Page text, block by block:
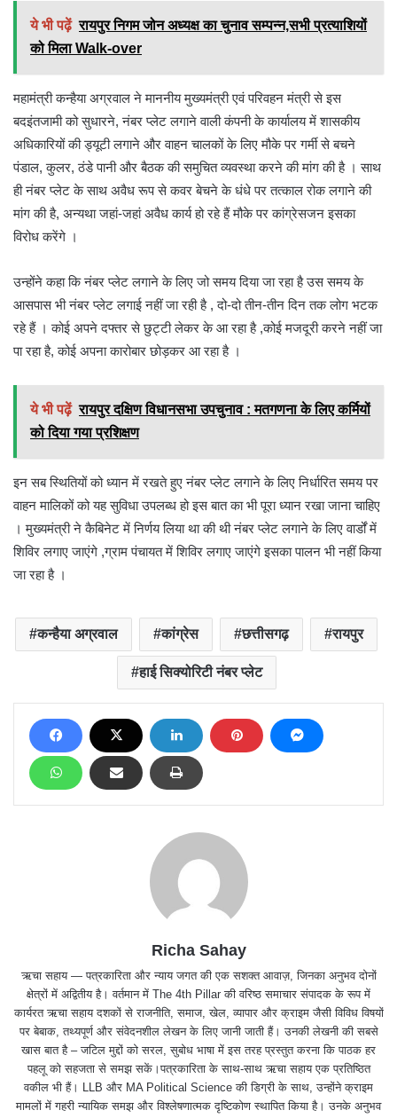
ये भी पढ़ें रायपुर निगम जोन अध्यक्ष का चुनाव सम्पन्न,सभी प्रत्याशियों
को मिला Walk-over
महामंत्री कन्हैया अग्रवाल ने माननीय मुख्यमंत्री एवं परिवहन मंत्री से इस
बदइंतजामी को सुधारने, नंबर प्लेट लगाने वाली कंपनी के कार्यालय में शासकीय
अधिकारियों की ड्यूटी लगाने और वाहन चालकों के लिए मौके पर गर्मी से बचने
पंडाल, कुलर, ठंडे पानी और बैठक की समुचित व्यवस्था करने की मांग की है । साथ
ही नंबर प्लेट के साथ अवैध रूप से कवर बेचने के धंधे पर तत्काल रोक लगाने की
मांग की है, अन्यथा जहां-जहां अवैध कार्य हो रहे हैं मौके पर कांग्रेसजन इसका
विरोध करेंगे ।
उन्होंने कहा कि नंबर प्लेट लगाने के लिए जो समय दिया जा रहा है उस समय के
आसपास भी नंबर प्लेट लगाई नहीं जा रही है , दो-दो तीन-तीन दिन तक लोग भटक
रहे हैं । कोई अपने दफ्तर से छुट्टी लेकर के आ रहा है ,कोई मजदूरी करने नहीं जा
पा रहा है, कोई अपना कारोबार छोड़कर आ रहा है ।
ये भी पढ़ें रायपुर दक्षिण विधानसभा उपचुनाव : मतगणना के लिए कर्मियों
को दिया गया प्रशिक्षण
इन सब स्थितियों को ध्यान में रखते हुए नंबर प्लेट लगाने के लिए निर्धारित समय पर
वाहन मालिकों को यह सुविधा उपलब्ध हो इस बात का भी पूरा ध्यान रखा जाना चाहिए
। मुख्यमंत्री ने कैबिनेट में निर्णय लिया था की थी नंबर प्लेट लगाने के लिए वार्डों में
शिविर लगाए जाएंगे ,ग्राम पंचायत में शिविर लगाए जाएंगे इसका पालन भी नहीं किया
जा रहा है ।
कन्हैया अग्रवाल कांग्रेस छत्तीसगढ़ रायपुर
हाई सिक्योरिटी नंबर प्लेट
Richa Sahay
ऋचा सहाय — पत्रकारिता और न्याय जगत की एक सशक्त आवाज़, जिनका अनुभव दोनों
क्षेत्रों में अद्वितीय है। वर्तमान में The 4th Pillar की वरिष्ठ समाचार संपादक के रूप में
कार्यरत ऋचा सहाय दशकों से राजनीति, समाज, खेल, व्यापार और क्राइम जैसी विविध विषयों
पर बेबाक, तथ्यपूर्ण और संवेदनशील लेखन के लिए जानी जाती हैं। उनकी लेखनी की सबसे
खास बात है – जटिल मुद्दों को सरल, सुबोध भाषा में इस तरह प्रस्तुत करना कि पाठक हर
पहलू को सहजता से समझ सकें।पत्रकारिता के साथ-साथ ऋचा सहाय एक प्रतिष्ठित
वकील भी हैं। LLB और MA Political Science की डिग्री के साथ, उन्होंने क्राइम
मामलों में गहरी न्यायिक समझ और विश्लेषणात्मक दृष्टिकोण स्थापित किया है। उनके अनुभव